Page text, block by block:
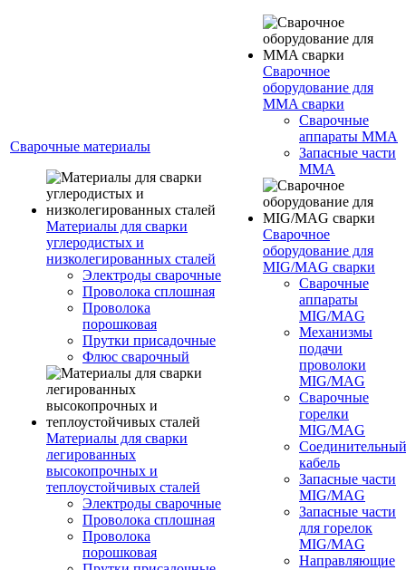
Сварочные материалы
Материалы для сварки
углеродистых и
низколегированных сталей
Электроды сварочные
Проволока сплошная
Проволока
порошковая
Прутки присадочные
Флюс сварочный
Материалы для сварки
легированных
высокопрочных и
теплоустойчивых сталей
Электроды сварочные
Проволока сплошная
Проволока
порошковая
Сварочное
оборудование для
MMA сварки
Сварочные
аппараты MMA
Запасные части
MMA
Сварочное
оборудование для
MIG/MAG сварки
Сварочные
аппараты
MIG/MAG
Механизмы
подачи
проволоки
MIG/MAG
Сварочные
горелки
MIG/MAG
Соединительный
кабель
Запасные части
MIG/MAG
Запасные части
для горелок
MIG/MAG
Направляющие